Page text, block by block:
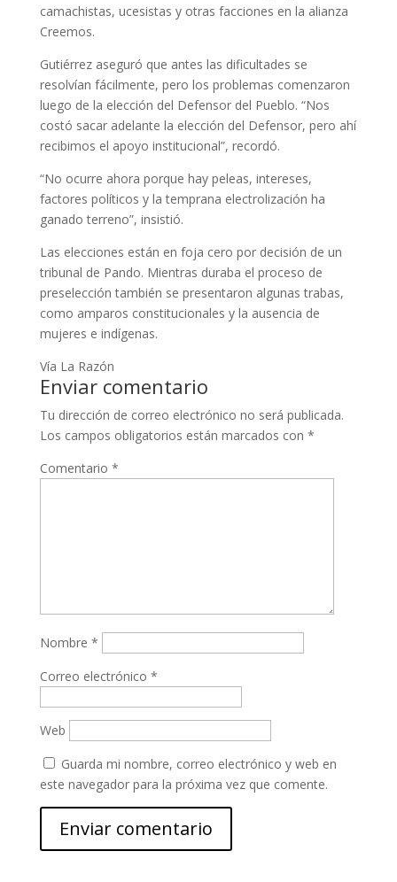
camachistas, ucesistas y otras facciones en la alianza
Creemos.
Gutiérrez aseguró que antes las dificultades se
resolvían fácilmente, pero los problemas comenzaron
luego de la elección del Defensor del Pueblo. “Nos
costó sacar adelante la elección del Defensor, pero ahí
recibimos el apoyo institucional”, recordó.
“No ocurre ahora porque hay peleas, intereses,
factores políticos y la temprana electrolización ha
ganado terreno”, insistió.
Las elecciones están en foja cero por decisión de un
tribunal de Pando. Mientras duraba el proceso de
preselección también se presentaron algunas trabas,
como amparos constitucionales y la ausencia de
mujeres e indígenas.
Vía La Razón
Enviar comentario
Tu dirección de correo electrónico no será publicada.
Los campos obligatorios están marcados con *
Comentario *
Nombre *
Correo electrónico *
Web
Guarda mi nombre, correo electrónico y web en
este navegador para la próxima vez que comente.